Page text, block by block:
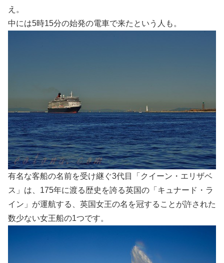
え。
中には5時15分の始発の電車で来たという人も。
有名な客船の名前を受け継ぐ3代目「クイーン・エリザベ
ス」は、175年に渡る歴史を誇る英国の「キュナード・ラ
イン」が運航する、英国女王の名を冠することが許された
数少ない女王船の1つです。